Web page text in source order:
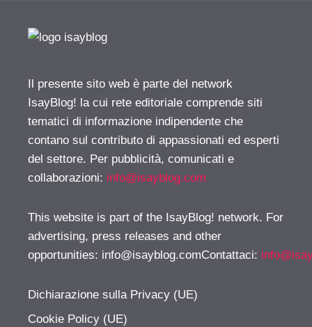
Il presente sito web è parte del network
IsayBlog! la cui rete editoriale comprende siti
tematici di informazione indipendente che
contano sul contributo di appassionati ed esperti
del settore. Per pubblicità, comunicati e
collaborazioni: info@isayblog.com
This website is part of the IsayBlog! network. For
advertising, press releases and other
opportunities: info@isayblog.comContattaci:
Dichiarazione sulla Privacy (UE)
Cookie Policy (UE)